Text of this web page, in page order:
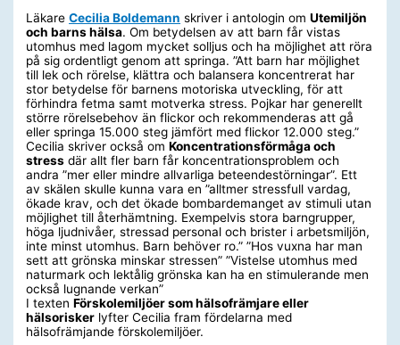
LäkareCecilia Boldemann skriver i antologin omUtemiljön
och barns hälsa. Om betydelsen av att barn får vistas
utomhus med lagom mycket solljus och ha möjlighet att röra
på sig ordentligt genom att springa. ”Att barn har möjlighet
till lek och rörelse, klättra och balansera koncentrerat har
stor betydelse för barnens motoriska utveckling, för att
förhindra fetma samt motverka stress. Pojkar har generellt
större rörelsebehov än flickor och rekommenderas att gå
eller springa 15.000 steg jämfört med flickor 12.000 steg.”
Cecilia skriver också omKoncentrationsförmåga och
stress där allt fler barn får koncentrationsproblem och
andra ”mer eller mindre allvarliga beteendestörningar”. Ett
av skälen skulle kunna vara en ”alltmer stressfull vardag,
ökade krav, och det ökade bombardemanget av stimuli utan
möjlighet till återhämtning. Exempelvis stora barngrupper,
höga ljudnivåer, stressad personal och brister i arbetsmiljön,
inte minst utomhus. Barn behöver ro.” ”Hos vuxna har man
sett att grönska minskar stressen” ”Vistelse utomhus med
naturmark och lektålig grönska kan ha en stimulerande men
också lugnande verkan”
I textenFörskolemiljöer som hälsofrämjare eller
hälsorisker lyfter Cecilia fram fördelarna med
hälsofrämjande förskolemiljöer.